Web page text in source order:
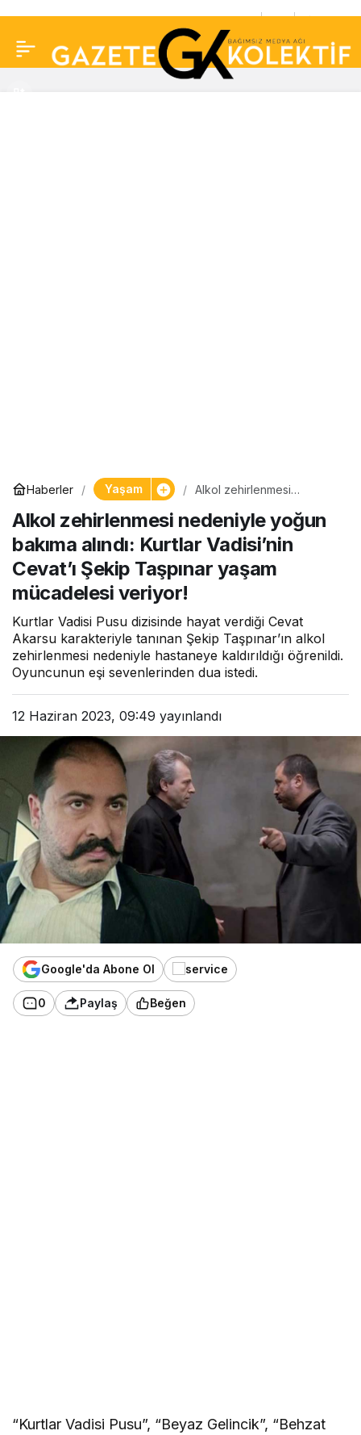
Haberler Yaşam
Alkol zehirlenmesi
alındı: Kurtlar Vadisi’nin
Cevat’ı Şekip Taşpınar
yaşam mücadelesi veriyor!
Alkol zehirlenmesi nedeniyle yoğun
bakıma alındı: Kurtlar Vadisi’nin
Cevat’ı Şekip Taşpınar yaşam
mücadelesi veriyor!
Kurtlar Vadisi Pusu dizisinde hayat verdiği Cevat
Akarsu karakteriyle tanınan Şekip Taşpınar’ın alkol
zehirlenmesi nedeniyle hastaneye kaldırıldığı öğrenildi.
Oyuncunun eşi sevenlerinden dua istedi.
12 Haziran 2023, 09:49 yayınlandı
Google'da Abone Ol
0 Paylaş Beğen
“Kurtlar Vadisi Pusu”, “Beyaz Gelincik”, “Behzat
başlıyor… MasterChef